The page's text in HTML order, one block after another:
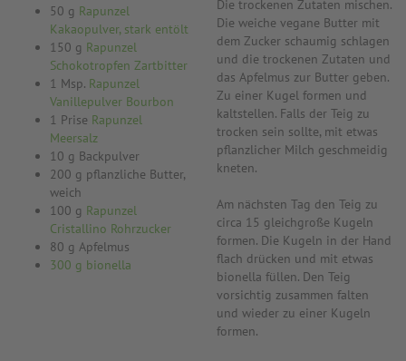
50 g Rapunzel
Kakaopulver, stark entölt
150 g Rapunzel
Schokotropfen Zartbitter
1 Msp. Rapunzel
Vanillepulver Bourbon
1 Prise Rapunzel
Meersalz
10 g Backpulver
200 g pflanzliche Butter,
weich
100 g Rapunzel
Cristallino Rohrzucker
80 g Apfelmus
300 g bionella
Die trockenen Zutaten mischen.
Die weiche vegane Butter mit
dem Zucker schaumig schlagen
und die trockenen Zutaten und
das Apfelmus zur Butter geben.
Zu einer Kugel formen und
kaltstellen. Falls der Teig zu
trocken sein sollte, mit etwas
pflanzlicher Milch geschmeidig
kneten.
Am nächsten Tag den Teig zu
circa 15 gleichgroße Kugeln
formen. Die Kugeln in der Hand
flach drücken und mit etwas
bionella füllen. Den Teig
vorsichtig zusammen falten
und wieder zu einer Kugeln
formen.